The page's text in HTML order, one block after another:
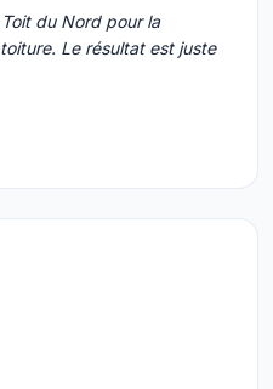
du Nord pour la
Le résultat est juste